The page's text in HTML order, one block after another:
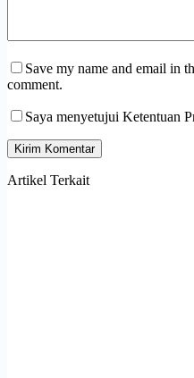
Save my name and email in
comment.
Saya menyetujui Ketentuan
Kirim Komentar
Artikel Terkait